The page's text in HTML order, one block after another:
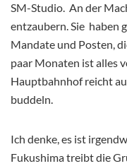
SM-Studio. An der
entzaubern. Sie haben
Mandate und Posten,
paar Monaten ist alles
Hauptbahnhof reicht
buddeln.
Ich denke, es ist
Fukushima treibt die